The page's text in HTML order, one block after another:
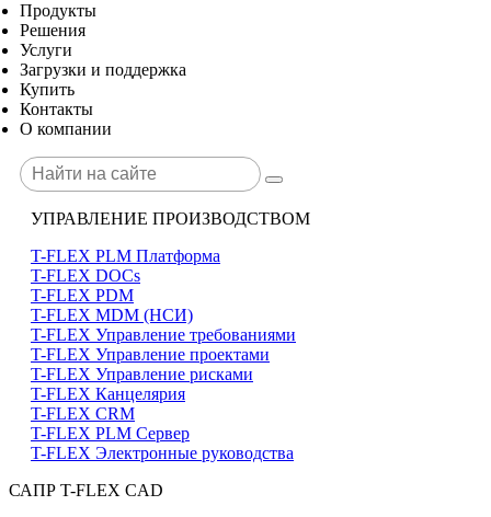
Продукты
Решения
Услуги
Загрузки и поддержка
Купить
Контакты
О компании
УПРАВЛЕНИЕ ПРОИЗВОДСТВОМ
T-FLEX PLM Платформа
T-FLEX DOCs
T-FLEX PDM
T-FLEX MDM (НСИ)
T-FLEX Управление требованиями
T-FLEX Управление проектами
T-FLEX Управление рисками
T-FLEX Канцелярия
T-FLEX CRM
T-FLEX PLM Сервер
T-FLEX Электронные руководства
САПР T-FLEX CAD